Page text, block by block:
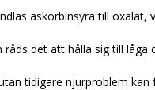
askorbinsyra till oxalat,
råds det att hålla sig till låga
tidigare njurproblem